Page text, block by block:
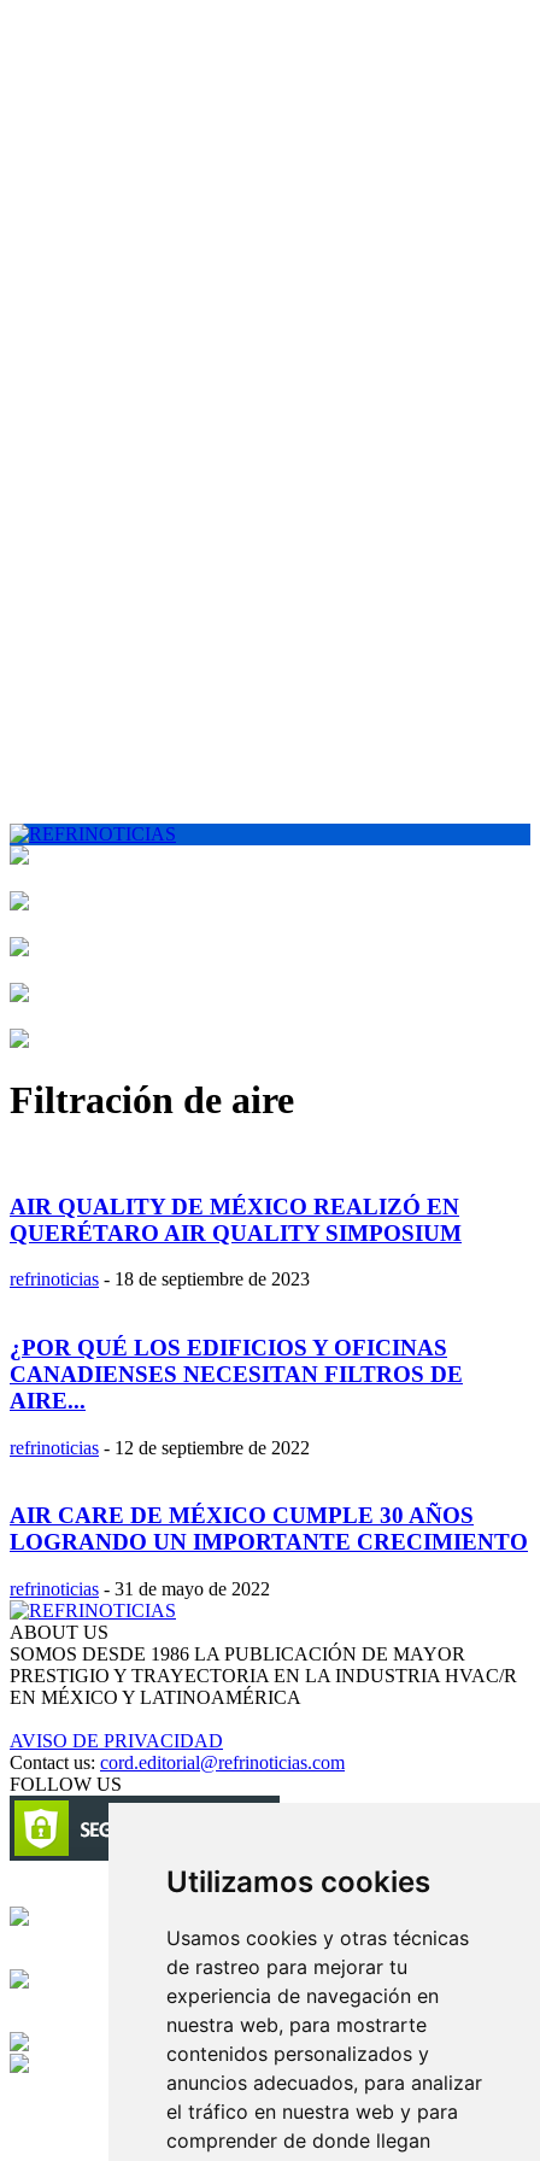
Utilizamos cookies
Usamos cookies y otras técnicas
de rastreo para mejorar tu
experiencia de navegación en
nuestra web, para mostrarte
contenidos personalizados y
anuncios adecuados, para analizar
el tráfico en nuestra web y para
comprender de donde llegan
Filtración de aire
AIR QUALITY DE MÉXICO REALIZÓ EN
QUERÉTARO AIR QUALITY SIMPOSIUM
refrinoticias - 18 de septiembre de 2023
¿POR QUÉ LOS EDIFICIOS Y OFICINAS
CANADIENSES NECESITAN FILTROS DE
AIRE...
refrinoticias - 12 de septiembre de 2022
AIR CARE DE MÉXICO CUMPLE 30 AÑOS
LOGRANDO UN IMPORTANTE CRECIMIENTO
refrinoticias - 31 de mayo de 2022
ABOUT US
SOMOS DESDE 1986 LA PUBLICACIÓN DE MAYOR
PRESTIGIO Y TRAYECTORIA EN LA INDUSTRIA HVAC/R
EN MÉXICO Y LATINOAMÉRICA
AVISO DE PRIVACIDAD
Contact us: cord.editorial@refrinoticias.com
FOLLOW US
Circulación certificada
Edición digital con tecnología
Playa Revolcadero 222 Col. Reforma Iztaccihuatl Norte C.P. 08810
CIUDAD DE MEXICO
Conmutador CIUDAD DE MEXICO (+52) 555 740 4476, 555 740